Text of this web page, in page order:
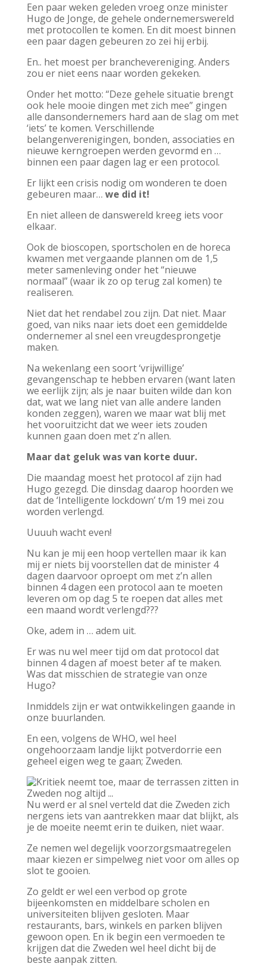
Een paar weken geleden vroeg onze minister
Hugo de Jonge, de gehele ondernemerswereld
met protocollen te komen. En dit moest binnen
een paar dagen gebeuren zo zei hij erbij.
En.. het moest per branchevereniging. Anders
zou er niet eens naar worden gekeken.
Onder het motto: “Deze gehele situatie brengt
ook hele mooie dingen met zich mee” gingen
alle dansondernemers hard aan de slag om met
‘iets’ te komen. Verschillende
belangenverenigingen, bonden, associaties en
nieuwe kerngroepen werden gevormd en …
binnen een paar dagen lag er een protocol.
Er lijkt een crisis nodig om wonderen te doen
gebeuren maar… we did it!
En niet alleen de danswereld kreeg iets voor
elkaar.
Ook de bioscopen, sportscholen en de horeca
kwamen met vergaande plannen om de 1,5
meter samenleving onder het “nieuwe
normaal” (waar ik zo op terug zal komen) te
realiseren.
Niet dat het rendabel zou zijn. Dat niet. Maar
goed, van niks naar iets doet een gemiddelde
ondernemer al snel een vreugdesprongetje
maken.
Na wekenlang een soort ‘vrijwillige’
gevangenschap te hebben ervaren (want laten
we eerlijk zijn; als je naar buiten wilde dan kon
dat, wat we lang niet van alle andere landen
konden zeggen), waren we maar wat blij met
het vooruitzicht dat we weer iets zouden
kunnen gaan doen met z’n allen.
Maar dat geluk was van korte duur.
Die maandag moest het protocol af zijn had
Hugo gezegd. Die dinsdag daarop hoorden we
dat de ‘Intelligente lockdown’ t/m 19 mei zou
worden verlengd.
Uuuuh wacht even!
Nu kan je mij een hoop vertellen maar ik kan
mij er niets bij voorstellen dat de minister 4
dagen daarvoor oproept om met z’n allen
binnen 4 dagen een protocol aan te moeten
leveren om op dag 5 te roepen dat alles met
een maand wordt verlengd???
Oke, adem in … adem uit.
Er was nu wel meer tijd om dat protocol dat
binnen 4 dagen af moest beter af te maken.
Was dat misschien de strategie van onze
Hugo?
Inmiddels zijn er wat ontwikkelingen gaande in
onze buurlanden.
En een, volgens de WHO, wel heel
ongehoorzaam landje lijkt potverdorrie een
geheel eigen weg te gaan; Zweden.
Nu werd er al snel verteld dat die Zweden zich
nergens iets van aantrekken maar dat blijkt, als
je de moeite neemt erin te duiken, niet waar.
Ze nemen wel degelijk voorzorgsmaatregelen
maar kiezen er simpelweg niet voor om alles op
slot te gooien.
Zo geldt er wel een verbod op grote
bijeenkomsten en middelbare scholen en
universiteiten blijven gesloten. Maar
restaurants, bars, winkels en parken blijven
gewoon open. En ik begin een vermoeden te
krijgen dat die Zweden wel heel dicht bij de
beste aanpak zitten.